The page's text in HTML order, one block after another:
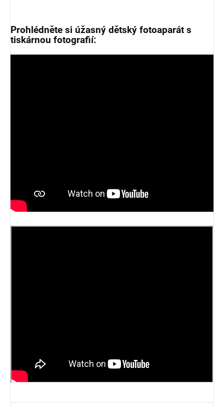
Prohlédněte si úžasný dětský fotoaparát s
tiskárnou fotografií: